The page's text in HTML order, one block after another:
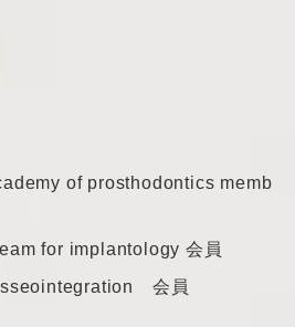
of prosthodontics memb
for implantology 会員
会員